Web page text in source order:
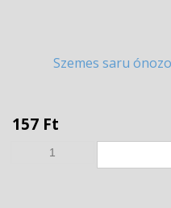
Szemes saru
157 Ft